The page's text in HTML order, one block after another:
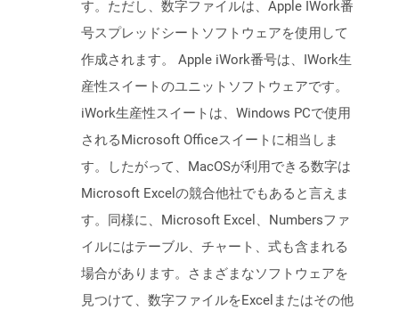
す。ただし、数字ファイルは、Apple IWork番
号スプレッドシートソフトウェアを使用して
作成されます。 Apple iWork番号は、IWork生
産性スイートのユニットソフトウェアです。
iWork生産性スイートは、Windows PCで使用
されるMicrosoft Officeスイートに相当しま
す。したがって、MacOSが利用できる数字は
Microsoft Excelの競合他社でもあると言えま
す。同様に、Microsoft Excel、Numbersファ
イルにはテーブル、チャート、式も含まれる
場合があります。さまざまなソフトウェアを
見つけて、数字ファイルをExcelまたはその他